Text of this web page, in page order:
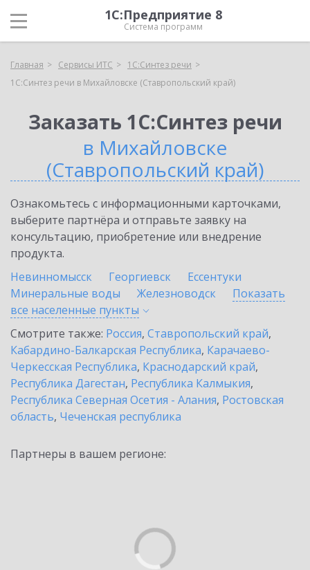
1С:Предприятие 8
Система программ
Главная Сервисы ИТС
1С:Синтез речи
1С:Синтез речи в Михайловске (Ставропольский край)
Заказать 1С:Синтез речи
в Михайловске
(Ставропольский край)
Ознакомьтесь с информационными карточками,
выберите партнёра и отправьте заявку на
консультацию, приобретение или внедрение
продукта.
Невинномысск
Георгиевск
Ессентуки
Минеральные воды
Железноводск
Показать
все населенные пункты
Смотрите также: Россия, Ставропольский край,
Кабардино-Балкарская Республика, Карачаево-
Черкесская Республика, Краснодарский край,
Республика Дагестан, Республика Калмыкия,
Республика Северная Осетия - Алания, Ростовская
область, Чеченская республика
Партнеры в вашем регионе: